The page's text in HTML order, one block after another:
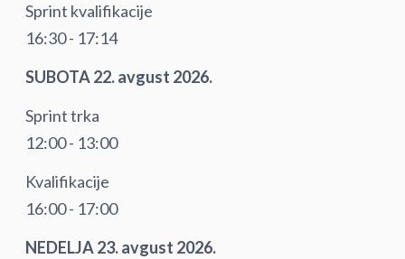
Sprint kvalifikacije
16:30 - 17:14
SUBOTA 22. avgust 2026.
Sprint trka
12:00 - 13:00
Kvalifikacije
16:00 - 17:00
NEDELJA 23. avgust 2026.